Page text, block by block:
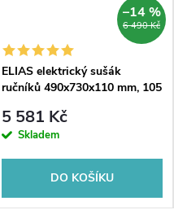
6 490 Kč
–14 %
ELIAS elektrický sušák
ručníků 490x730x110 mm, 105
5 581 Kč
Skladem
DO KOŠÍKU